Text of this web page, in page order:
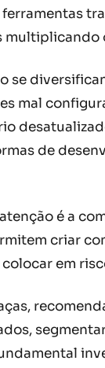
se
mal
de
é a
criar
em